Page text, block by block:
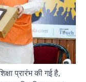
प्रारंभ की गई है,